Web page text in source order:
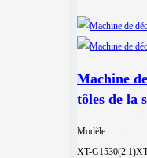
Machine
tôles de la
Modèle
XT-G1530(2.1)